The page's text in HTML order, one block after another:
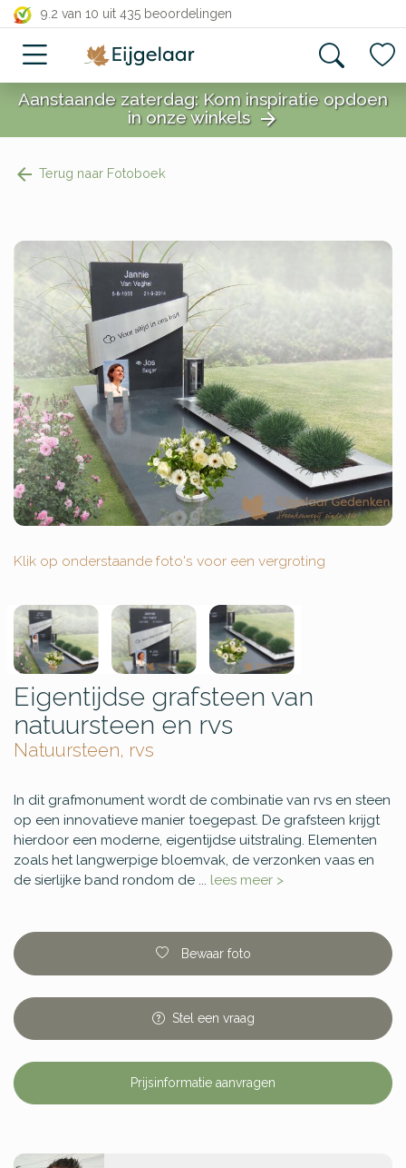
9.2 van 10 uit 435 beoordelingen
close
close
Aanstaande zaterdag: Kom inspiratie opdoen
in onze winkels arrow_forward
Terug naar Fotoboek
Klik op onderstaande foto's voor een vergroting
Eigentijdse grafsteen van
natuursteen en rvs
Natuursteen, rvs
In dit grafmonument wordt de combinatie van rvs en steen
op een innovatieve manier toegepast. De grafsteen krijgt
hierdoor een moderne, eigentijdse uitstraling. Elementen
zoals het langwerpige bloemvak, de verzonken vaas en
de sierlijke band rondom de ... lees meer >
Bewaar foto
Stel een vraag
Prijsinformatie aanvragen